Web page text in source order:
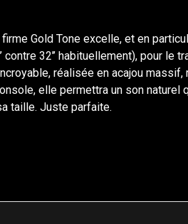
Gold Tone excelle, et en
32’’ habituellement), pour
réalisée en acajou
elle permettra un son
taille. Juste parfaite.